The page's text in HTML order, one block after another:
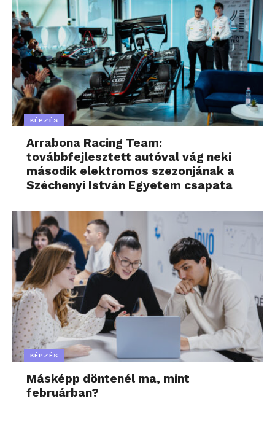
KÉPZÉS
Arrabona Racing Team:
továbbfejlesztett autóval vág neki
második elektromos szezonjának a
Széchenyi István Egyetem csapata
KÉPZÉS
Másképp döntenél ma, mint
februárban?